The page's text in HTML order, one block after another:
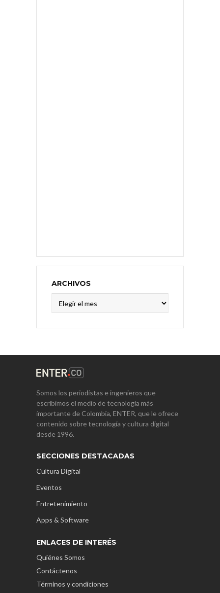
ARCHIVOS
Somos los periodistas e ingenieros que
escribimos el medio de tecnología más
importante de Colombia, ENTER, que le ofrece
contenido sobre tecnología y cultura digital
desde 1996.
SECCIONES DESTACADAS
Cultura Digital
Eventos
Entretenimiento
Apps & Software
ENLACES DE INTERÉS
Quiénes Somos
Contáctenos
Términos y condiciones